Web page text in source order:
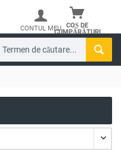
COȘ DE
CUMPĂRĂTURI
CONTUL MEU